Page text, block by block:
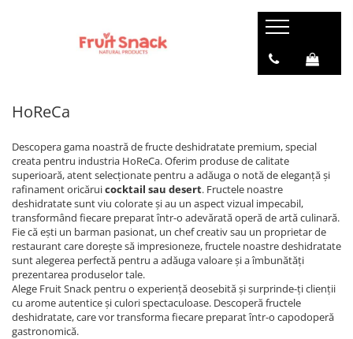
HoReCa
Descopera gama noastră de fructe deshidratate premium, special
creata pentru industria HoReCa. Oferim produse de calitate
superioară, atent selecționate pentru a adăuga o notă de eleganță și
rafinament oricăruicocktail sau desert. Fructele noastre
deshidratate sunt viu colorate și au un aspect vizual impecabil,
transformând fiecare preparat într-o adevărată operă de artă culinară.
Fie că ești un barman pasionat, un chef creativ sau un proprietar de
restaurant care dorește să impresioneze, fructele noastre deshidratate
sunt alegerea perfectă pentru a adăuga valoare și a îmbunătăți
prezentarea produselor tale.
Alege Fruit Snack pentru o experiență deosebită și surprinde-ți clienții
cu arome autentice și culori spectaculoase. Descoperă fructele
deshidratate, care vor transforma fiecare preparat într-o capodoperă
gastronomică.